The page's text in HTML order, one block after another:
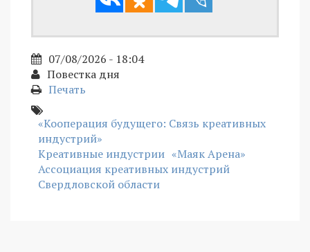
07/08/2026 - 18:04
Повестка дня
Печать
«Кооперация будущего: Связь креативных
индустрий»
Креативные индустрии «Маяк Арена»
Ассоциация креативных индустрий
Свердловской области